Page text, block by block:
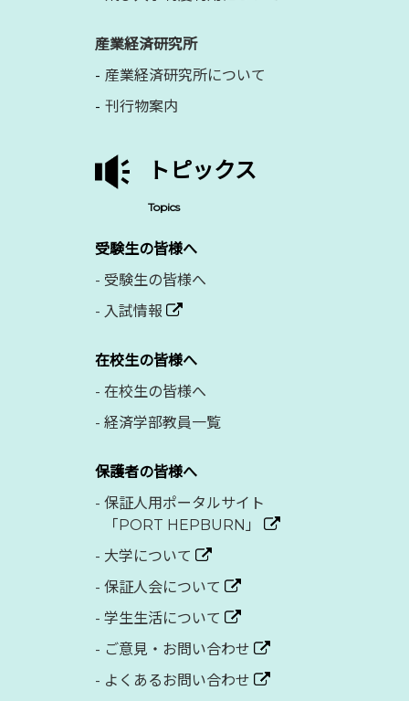
産業経済研究所
産業経済研究所について
刊行物案内
トピックス
Topics
受験生の皆様へ
- 受験生の皆様へ
- 入試情報
在校生の皆様へ
- 在校生の皆様へ
- 経済学部教員一覧
保護者の皆様へ
- 保証人用ポータルサイト
「PORT HEPBURN」
- 大学について
- 保証人会について
- 学生生活について
- ご意見・お問い合わせ
- よくあるお問い合わせ